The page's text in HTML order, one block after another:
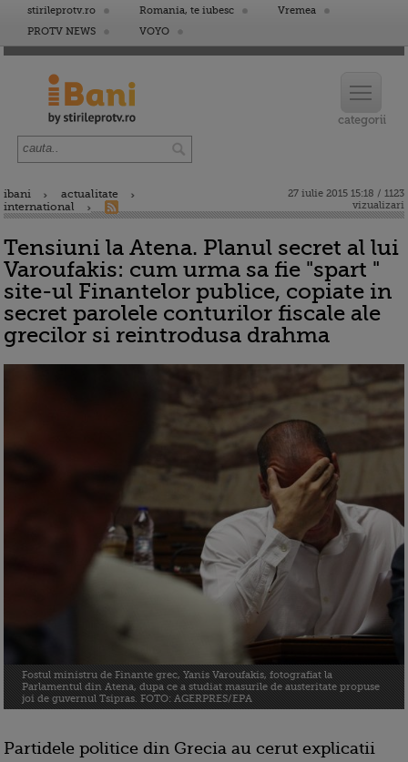
stirileprotv.ro Romania, te iubesc
Vremea
PROTV NEWS
VOYO
ibani
actualitate
international
27 iulie 2015 15:18 / 1123
vizualizari
Tensiuni la Atena. Planul secret al lui
Varoufakis: cum urma sa fie "spart "
site-ul Finantelor publice, copiate in
secret parolele conturilor fiscale ale
grecilor si reintrodusa drahma
Fostul ministru de Finante grec, Yanis Varoufakis, fotografiat la
Parlamentul din Atena, dupa ce a studiat masurile de austeritate propuse
joi de guvernul Tsipras. FOTO: AGERPRES/EPA
Partidele politice din Grecia au cerut explicatii